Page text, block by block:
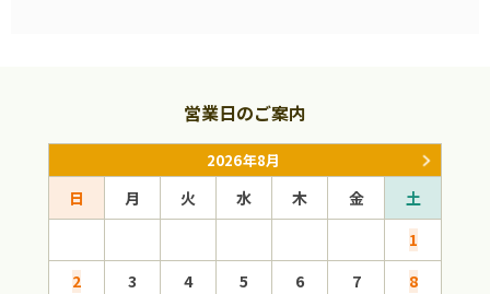
営業日のご案内
2026年8月
日 月 火 水 木 金
土
1
2
3 4 5 6 7
8